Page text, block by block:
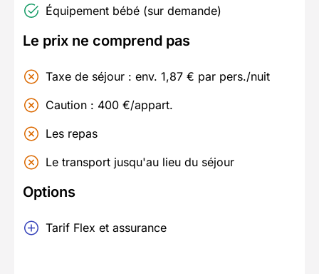
Équipement bébé (sur demande)
Le prix ne comprend pas
Taxe de séjour : env. 1,87 € par pers./nuit
Caution : 400 €/appart.
Les repas
Le transport jusqu'au lieu du séjour
Options
Tarif Flex et assurance